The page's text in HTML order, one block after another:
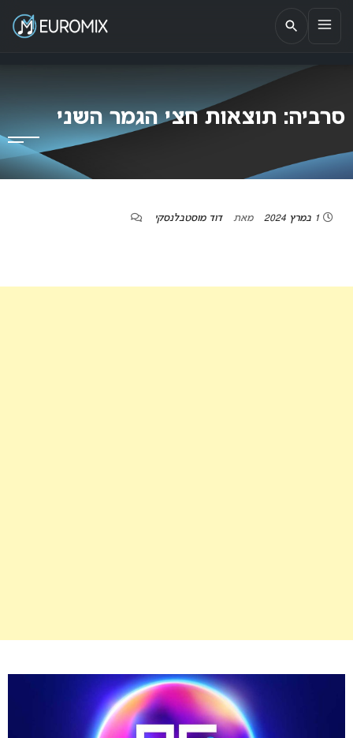
EUROMIX
אתר הבית של האירוויזיון בישראל
סרביה: תוצאות חצי הגמר השני
מאת דוד מוסטבלנסקי